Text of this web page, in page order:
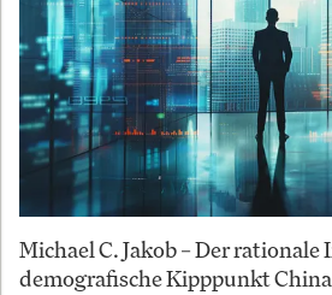
Michael C. Jakob – Der rationale
demografische Kipppunkt